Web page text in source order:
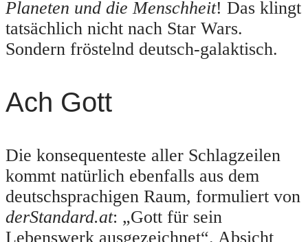
Planeten und die Menschheit! Das klingt
tatsächlich nicht nach Star Wars.
Sondern fröstelnd deutsch-galaktisch.
Ach Gott
Die konsequenteste aller Schlagzeilen
kommt natürlich ebenfalls aus dem
deutschsprachigen Raum, formuliert von
derStandard.at: „Gott für sein
Lebenswerk ausgezeichnet“. Absicht